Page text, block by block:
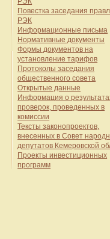
Повестка заседания
РЭК
Информационные письма
Нормативные документы
Формы документов на
установление тарифов
Протоколы заседания
общественного совета
Открытые данные
Информация о
проверок, проведенных в
комиссии
Тексты законопроектов,
внесенных в Совет
депутатов Кемеровской
Проекты инвестиционных
программ